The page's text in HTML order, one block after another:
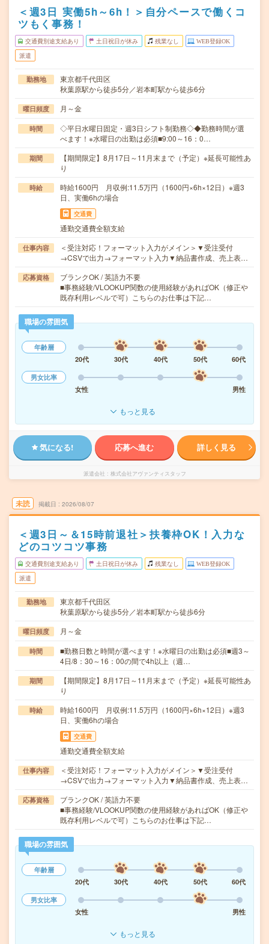
＜週3日 実働5h～6h！＞自分ペースで働くコ
ツもく事務！
交通費別途支給あり 土日祝日が休み 残業なし WEB登録OK
派遣
勤務地
東京都千代田区
秋葉原駅から徒歩5分／岩本町駅から徒歩6分
曜日頻度 月～金
時間
◇平日水曜日固定・週3日シフト制勤務◇◆勤務時間が選
べます！※水曜日の出勤は必須■9:00～16：0…
期間
【期間限定】8月17日～11月末まで（予定）※延長可能性あ
り
時給
時給1600円 月収例:11.5万円（1600円×6h×12日）※週3
日、実働6hの場合
交通費
通勤交通費全額支給
仕事内容
＜受注対応！フォーマット入力がメイン＞▼受注受付
→CSVで出力→フォーマット入力▼納品書作成、売上表…
応募資格
ブランクOK / 英語力不要
■事務経験/VLOOKUP関数の使用経験があればOK（修正や
既存利用レベルで可）こちらのお仕事は下記…
職場の雰囲気
年齢層
20代
30代 40代 50代
60代
男女比率
女性
男性
もっと見る
気になる! 応募へ進む 詳しく見る
派遣会社 株式会社アヴァンティスタッフ
未読 掲載日 2026/08/07
＜週3日～＆15時前退社＞扶養枠OK！入力な
どのコツコツ事務
交通費別途支給あり 土日祝日が休み 残業なし WEB登録OK
派遣
勤務地
東京都千代田区
秋葉原駅から徒歩5分／岩本町駅から徒歩6分
曜日頻度 月～金
時間
■勤務日数と時間が選べます！※水曜日の出勤は必須■週3～
4日/8：30～16：00の間で4h以上（週…
期間
【期間限定】8月17日～11月末まで（予定）※延長可能性あ
り
時給
時給1600円 月収例:11.5万円（1600円×6h×12日）※週3
日、実働6hの場合
交通費
通勤交通費全額支給
仕事内容
＜受注対応！フォーマット入力がメイン＞▼受注受付
→CSVで出力→フォーマット入力▼納品書作成、売上表…
応募資格
ブランクOK / 英語力不要
■事務経験/VLOOKUP関数の使用経験があればOK（修正や
既存利用レベルで可）こちらのお仕事は下記…
職場の雰囲気
年齢層
20代
30代 40代 50代
60代
男女比率
女性
男性
もっと見る